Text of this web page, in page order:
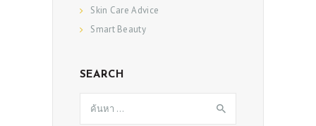
Skin Care Advice
Smart Beauty
SEARCH
สำหรับ: